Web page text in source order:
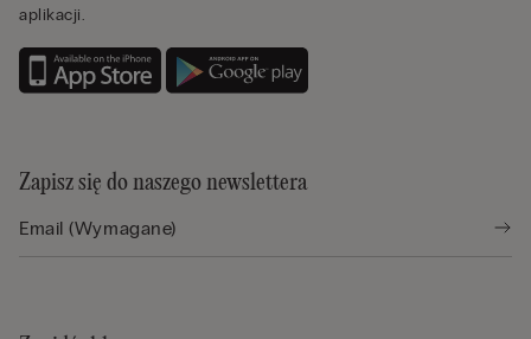
aplikacji.
Zapisz się do naszego newslettera